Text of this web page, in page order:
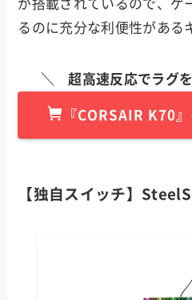
が搭載されているので、ゲ
るのに充分な利便性がある
＼ 超高速反応でラグ
『CORSAIR K70
【独自スイッチ】